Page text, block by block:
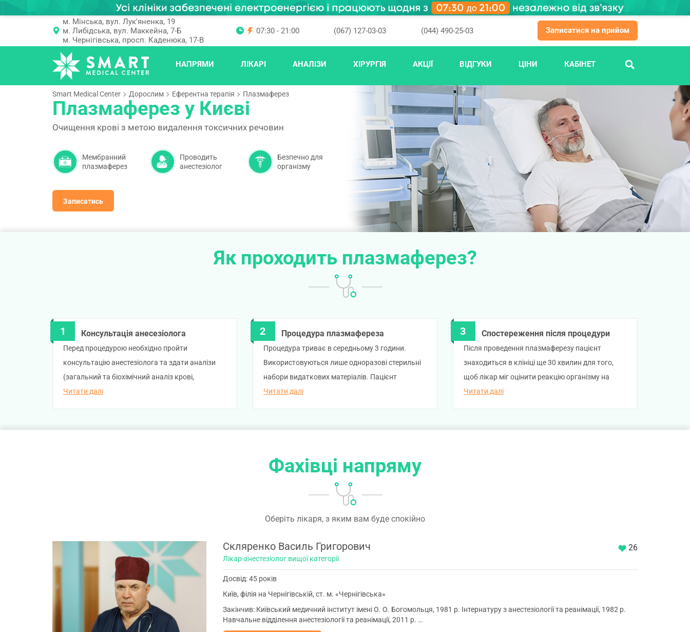
ПОШУК
м. Мінська, вул. Лук'яненка, 19
м. Либідська, вул. Маккейна, 7-Б
м. Чернігівська, просп. Каденюка, 17-В
07:30 - 21:00 (067) 127-03-03 (044) 490-25-03 Записатися на прийом
НАПРЯМИ ЛІКАРІ АНАЛІЗИ ХІРУРГІЯ АКЦІЇ ВІДГУКИ ЦІНИ КАБІНЕТ
Smart Medical Center Дорослим Еферентна терапія Плазмаферез
Плазмаферез у Києві
Очищення крові з метою видалення токсичних речовин
Мембранний
плазмаферез
Проводить
анестезіолог
Безпечно для
організму
Записатись
Як проходить плазмаферез?
Консультація анесезіолога
Перед процедурою необхідно пройти
консультацію анестезіолога та здати аналізи
(загальний та біохімічний аналіз крові,
загальний аналіз сечі). Лікар оцінить загальний
Читати далі
Процедура плазмафереза
Процедура триває в середньому 3 години.
Використовуються лише одноразові стерильні
набори видаткових матеріалів. Пацієнт
знаходиться в зручному кріслі: з однієї вени йде
Читати далі
Спостереження після процедури
Після проведення плазмаферезу пацієнт
знаходиться в клініці ще 30 хвилин для того,
щоб лікар міг оцінити реакцію організму на
проведення процедури.
Читати далі
Фахівці напряму
Оберіть лікаря, з яким вам буде спокійно
26
Скляренко Василь Григорович
Лікар-анестезіолог вищої категорії
Досвід: 45 років
Київ, філія на Чернігівській, ст. м. «Чернігівська»
Закінчив: Київський медичний інститут імені О. О. Богомольця, 1981 р. Інтернатуру з анестезіології та реанімації, 1982 р.
Навчальне відділення анестезіології та реанімації, 2011 р. …